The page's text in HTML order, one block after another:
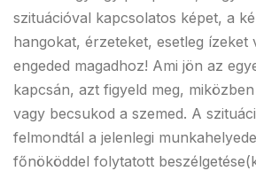
szituációval kapcsolatos képet, a
hangokat, érzeteket, esetleg ízeket
engeded magadhoz! Ami jön az
kapcsán, azt figyeld meg,
vagy becsukod a szemed. A
felmondtál a jelenlegi
főnököddel folytatott